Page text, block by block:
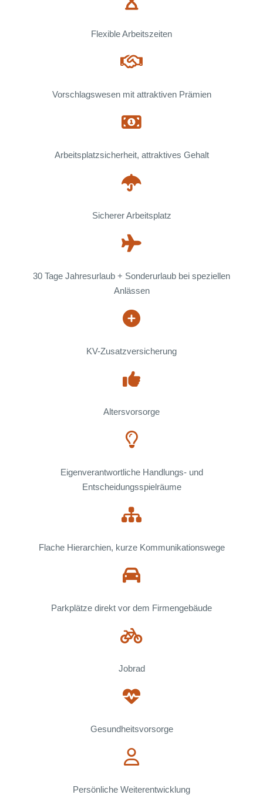
Flexible Arbeitszeiten
Vorschlagswesen mit attraktiven Prämien
Arbeitsplatzsicherheit, attraktives Gehalt
Sicherer Arbeitsplatz
30 Tage Jahresurlaub + Sonderurlaub bei speziellen
Anlässen
KV-Zusatzversicherung
Altersvorsorge
Eigenverantwortliche Handlungs- und
Entscheidungsspielräume
Flache Hierarchien, kurze Kommunikationswege
Parkplätze direkt vor dem Firmengebäude
Jobrad
Gesundheitsvorsorge
Persönliche Weiterentwicklung